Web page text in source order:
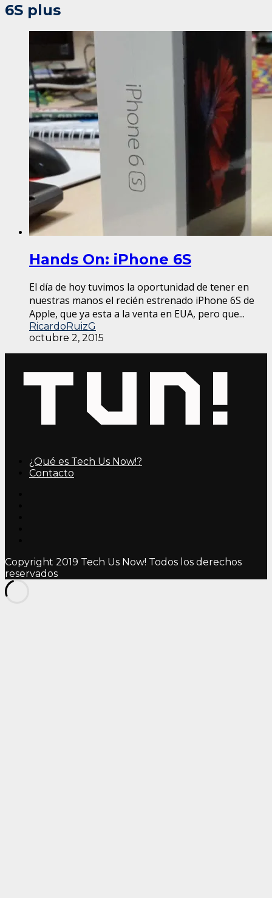
6S plus
Hands On: iPhone 6S
El día de hoy tuvimos la oportunidad de tener en
nuestras manos el recién estrenado iPhone 6S de
Apple, que ya esta a la venta en EUA, pero que...
RicardoRuizG
octubre 2, 2015
¿Qué es Tech Us Now!?
Contacto
Copyright 2019 Tech Us Now! Todos los derechos
reservados